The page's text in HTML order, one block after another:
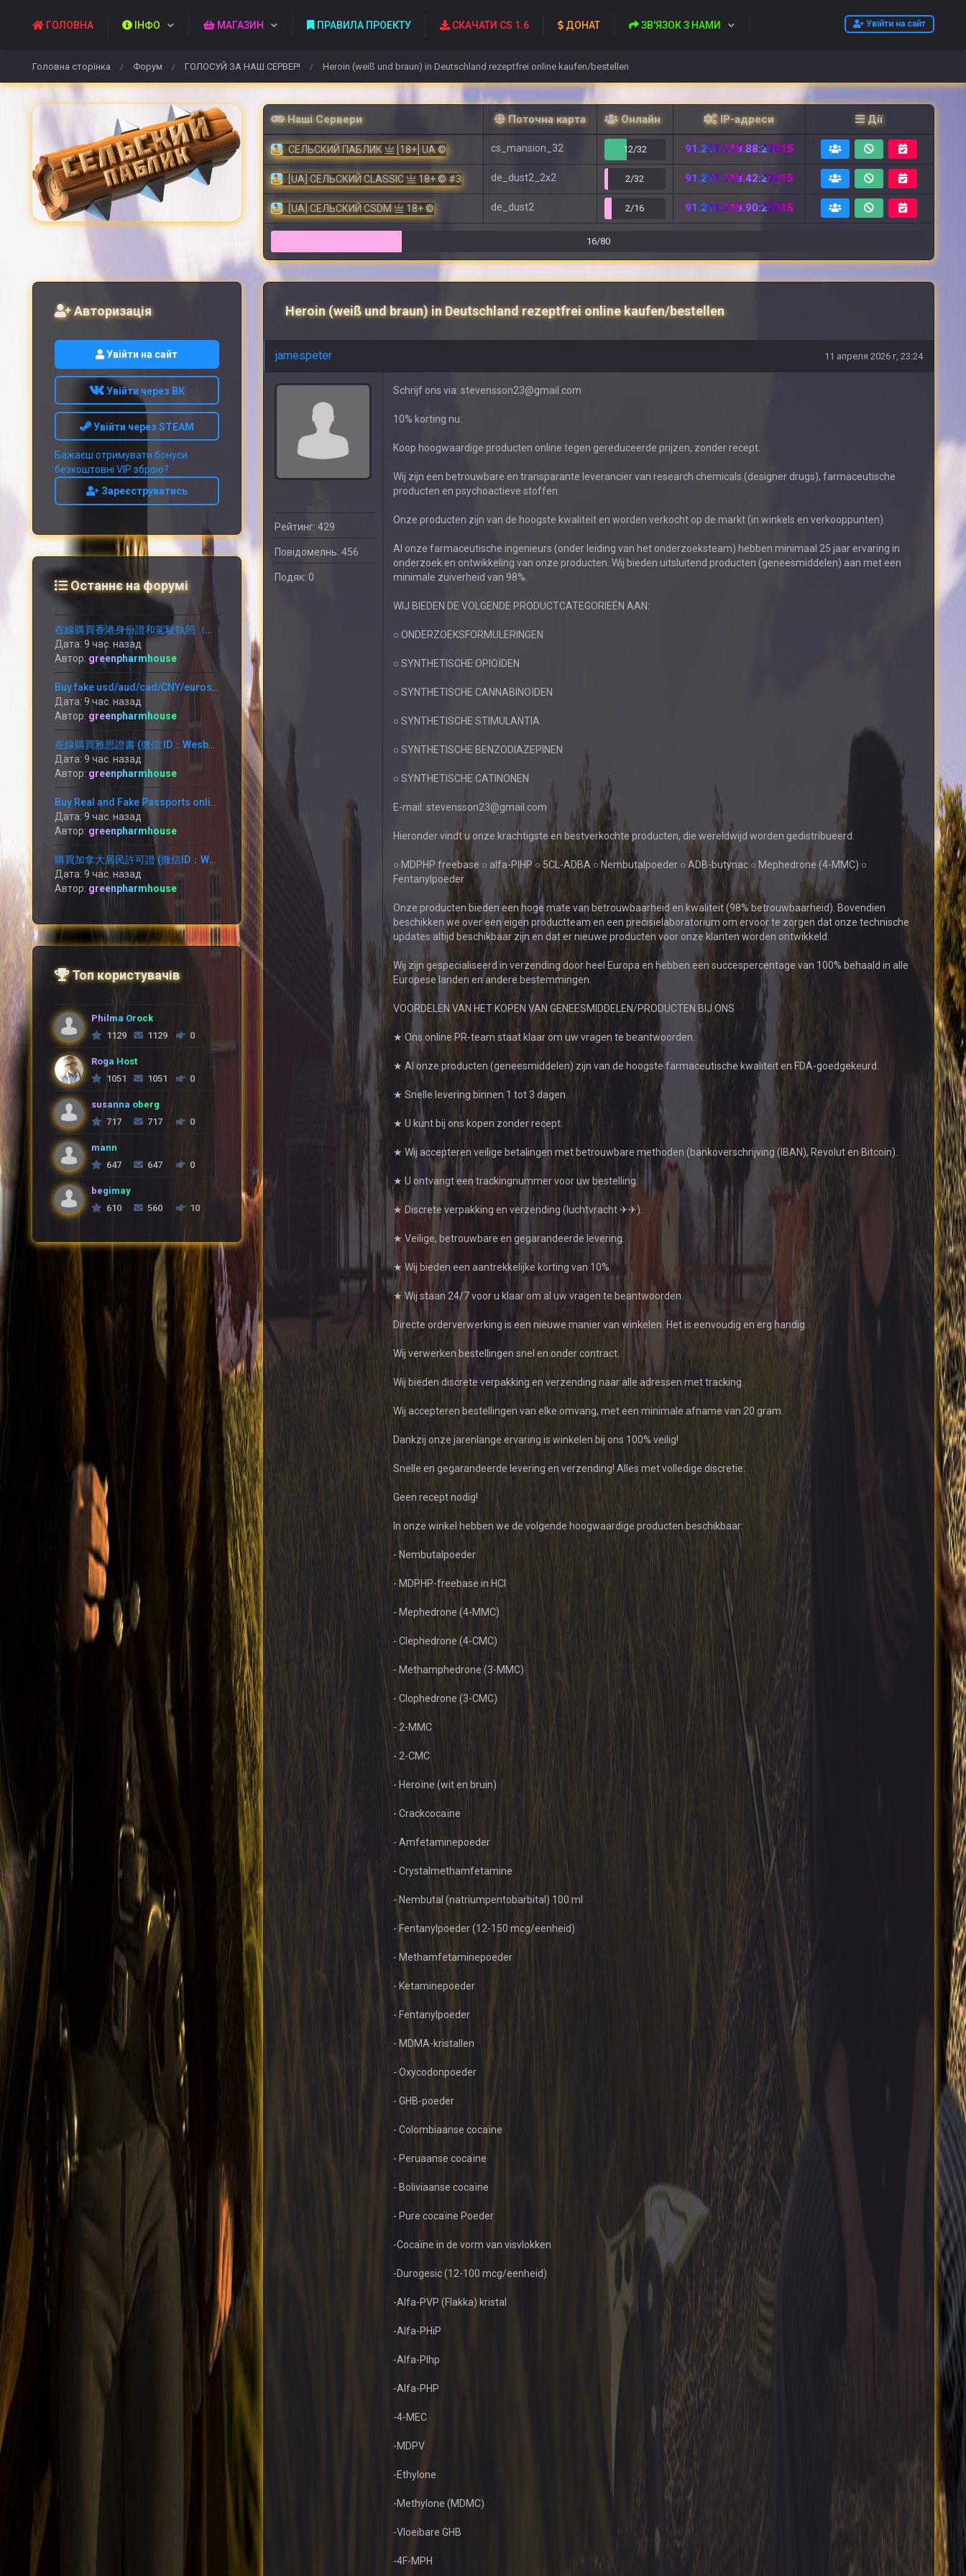
Увійти на сайт
ГОЛОВНА ІНФО МАГАЗИН ПРАВИЛА ПРОЕКТУ СКАЧАТИ CS 1.6 ДОНАТ ЗВ'ЯЗОК З НАМИ
Головна сторінка / Форум / ГОЛОСУЙ ЗА НАШ СЕРВЕР! / Heroin (weiß und braun) in Deutschland rezeptfrei online kaufen/bestellen
Наші Сервери Поточна карта Онлайн IP-адреси Дії
СЕЛЬСКИЙ ПАБЛИК 亗 [18+] UA © cs_mansion_32 12/32 91.211.118.88:27015
[UA] СЕЛЬСКИЙ CLASSIC 亗 18+ © #3 de_dust2_2x2 2/32 91.211.118.42:27015
[UA] СЕЛЬСКИЙ CSDM 亗 18+ © de_dust2 2/16 91.211.118.90:27015
16/80
Heroin (weiß und braun) in Deutschland rezeptfrei online kaufen/bestellen
jamespeter 11 апреля 2026 г, 23:24
Рейтинг: 429
Повідомелнь: 456
Подяк: 0
Schrijf ons via: stevensson23@gmail.com
10% korting nu:
Koop hoogwaardige producten online tegen gereduceerde prijzen, zonder recept.
Wij zijn een betrouwbare en transparante leverancier van research chemicals (designer drugs), farmaceutische
producten en psychoactieve stoffen.
Onze producten zijn van de hoogste kwaliteit en worden verkocht op de markt (in winkels en verkooppunten).
Al onze farmaceutische ingenieurs (onder leiding van het onderzoeksteam) hebben minimaal 25 jaar ervaring in
onderzoek en ontwikkeling van onze producten. Wij bieden uitsluitend producten (geneesmiddelen) aan met een
minimale zuiverheid van 98%.
WIJ BIEDEN DE VOLGENDE PRODUCTCATEGORIEËN AAN:
○ ONDERZOEKSFORMULERINGEN
○ SYNTHETISCHE OPIOÏDEN
○ SYNTHETISCHE CANNABINOÏDEN
○ SYNTHETISCHE STIMULANTIA
○ SYNTHETISCHE BENZODIAZEPINEN
○ SYNTHETISCHE CATINONEN
E-mail: stevensson23@gmail.com
Hieronder vindt u onze krachtigste en bestverkochte producten, die wereldwijd worden gedistribueerd.
○ MDPHP freebase ○ alfa-PIHP ○ 5CL-ADBA ○ Nembutalpoeder ○ ADB-butynac ○ Mephedrone (4-MMC) ○
Fentanylpoeder
Onze producten bieden een hoge mate van betrouwbaarheid en kwaliteit (98% betrouwbaarheid). Bovendien
beschikken we over een eigen productteam en een precisielaboratorium om ervoor te zorgen dat onze technische
updates altijd beschikbaar zijn en dat er nieuwe producten voor onze klanten worden ontwikkeld.
Wij zijn gespecialiseerd in verzending door heel Europa en hebben een succespercentage van 100% behaald in alle
Europese landen en andere bestemmingen.
VOORDELEN VAN HET KOPEN VAN GENEESMIDDELEN/PRODUCTEN BIJ ONS
★ Ons online PR-team staat klaar om uw vragen te beantwoorden.
★ Al onze producten (geneesmiddelen) zijn van de hoogste farmaceutische kwaliteit en FDA-goedgekeurd.
★ Snelle levering binnen 1 tot 3 dagen.
★ U kunt bij ons kopen zonder recept.
★ Wij accepteren veilige betalingen met betrouwbare methoden (bankoverschrijving (IBAN), Revolut en Bitcoin).
★ U ontvangt een trackingnummer voor uw bestelling.
★ Discrete verpakking en verzending (luchtvracht ✈✈).
★ Veilige, betrouwbare en gegarandeerde levering.
★ Wij bieden een aantrekkelijke korting van 10%.
★ Wij staan ​​24/7 voor u klaar om al uw vragen te beantwoorden.
Directe orderverwerking is een nieuwe manier van winkelen. Het is eenvoudig en erg handig.
Wij verwerken bestellingen snel en onder contract.
Wij bieden discrete verpakking en verzending naar alle adressen met tracking.
Wij accepteren bestellingen van elke omvang, met een minimale afname van 20 gram.
Dankzij onze jarenlange ervaring is winkelen bij ons 100% veilig!
Snelle en gegarandeerde levering en verzending! Alles met volledige discretie.
Geen recept nodig!
In onze winkel hebben we de volgende hoogwaardige producten beschikbaar:
- Nembutalpoeder
- MDPHP-freebase in HCl
- Mephedrone (4-MMC)
- Clephedrone (4-CMC)
- Methamphedrone (3-MMC)
- Clophedrone (3-CMC)
- 2-MMC
- 2-CMC
- Heroïne (wit en bruin)
- Crackcocaïne
- Amfetaminepoeder
- Crystalmethamfetamine
- Nembutal (natriumpentobarbital) 100 ml
- Fentanylpoeder (12-150 mcg/eenheid)
- Methamfetaminepoeder
- Ketaminepoeder
- Fentanylpoeder
- MDMA-kristallen
- Oxycodonpoeder
- GHB-poeder
- Colombiaanse cocaïne
- Peruaanse cocaïne
- Boliviaanse cocaïne
- Pure cocaïne Poeder
-Cocaïne in de vorm van visvlokken
-Durogesic (12-100 mcg/eenheid)
-Alfa-PVP (Flakka) kristal
-Alfa-PHiP
-Alfa-PIhp
-Alfa-PHP
-4-MEC
-MDPV
-Ethylone
-Methylone (MDMC)
-Vloeibare GHB
-4F-MPH
Авторизація
Увійти на сайт
Увійти через ВК
Увійти через STEAM
Бажаєш отримувати бонуси
безкоштовні VIP зброю?
Зареєструватись
Останнє на форумі
Дата: 9 час. назад
Автор: greenpharmhouse
Дата: 9 час. назад
Автор: greenpharmhouse
在線購買雅思證書 (微信 ID：Wesbutman) 購買GREE、NCE、雅思、托福、PTE、CPSO、學位及其他文件。
Дата: 9 час. назад
Автор: greenpharmhouse
Дата: 9 час. назад
Автор: greenpharmhouse
購買加拿大居民許可證 (微信ID：Wesbutman) Buy canadian resident permit (WhatsApp：+1 (754) 279-5912)
Дата: 9 час. назад
Автор: greenpharmhouse
Топ користувачів
Philma Orock
1129
1129 0
Roga Host
1051
1051 0
susanna oberg
717
717 0
mann
647
647 0
begimay
610
560 10